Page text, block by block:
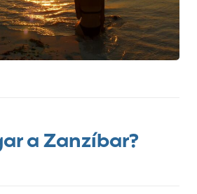
a Zanzíbar?